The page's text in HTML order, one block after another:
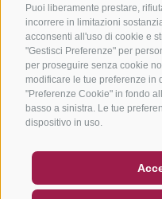
Puoi liberamente prestare,
incorrere in limitazioni
acconsenti all'uso di cookie e
"Gestisci Preferenze" per
per proseguire senza cookie
modificare le tue preferenze in
"Preferenze Cookie" in fondo
basso a sinistra. Le tue
dispositivo in uso.
NEWSLETTER